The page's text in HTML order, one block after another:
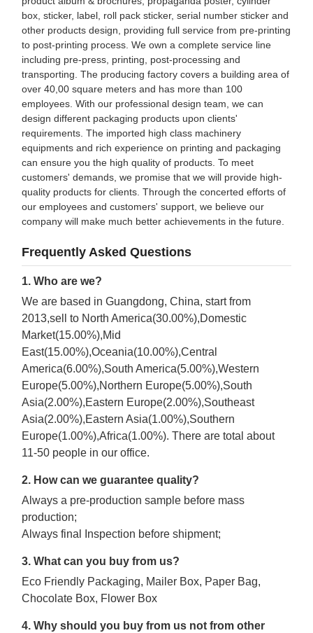
box, sticker, label, roll pack sticker, serial number sticker and
other products design, providing full service from pre-printing
to post-printing process. We own a complete service line
including pre-press, printing, post-processing and
transporting. The producing factory covers a building area of
over 40,00 square meters and has more than 100
employees. With our professional design team, we can
design different packaging products upon clients'
requirements. The imported high class machinery
equipments and rich experience on printing and packaging
can ensure you the high quality of products. To meet
customers' demands, we promise that we will provide high-
quality products for clients. Through the concerted efforts of
our employees and customers' support, we believe our
company will make much better achievements in the future.
Frequently Asked Questions
1. Who are we?
We are based in Guangdong, China, start from
2013,sell to North America(30.00%),Domestic
Market(15.00%),Mid
East(15.00%),Oceania(10.00%),Central
America(6.00%),South America(5.00%),Western
Europe(5.00%),Northern Europe(5.00%),South
Asia(2.00%),Eastern Europe(2.00%),Southeast
Asia(2.00%),Eastern Asia(1.00%),Southern
Europe(1.00%),Africa(1.00%). There are total about
11-50 people in our office.
2. How can we guarantee quality?
Always a pre-production sample before mass
production;
Always final Inspection before shipment;
3. What can you buy from us?
Eco Friendly Packaging, Mailer Box, Paper Bag,
Chocolate Box, Flower Box
4. Why should you buy from us not from other